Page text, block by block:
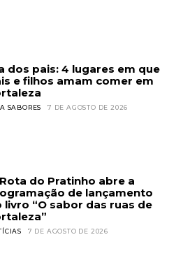
dos pais: 4 lugares em que
e filhos amam comer em
SABORES 7 DE AGOSTO DE 2026
Rota do Pratinho abre a
de lançamento
livro “O sabor das ruas de
7 DE AGOSTO DE 2026